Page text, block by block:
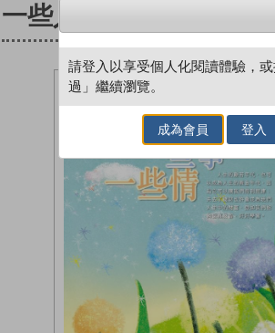
一些人一些事一些情
請登入以享受個人化閱讀體驗，
過」繼續瀏覽。
成為會員 登入